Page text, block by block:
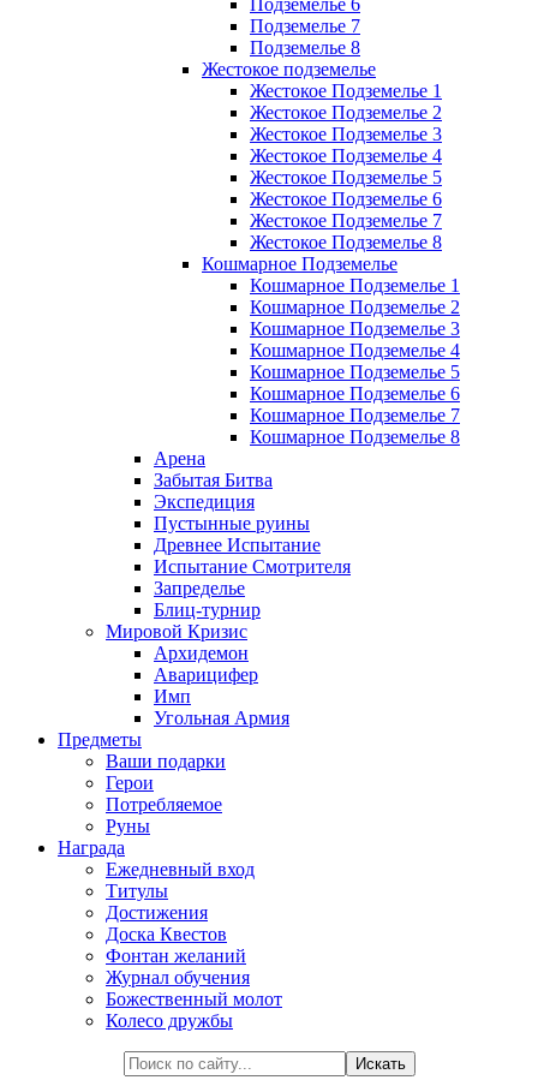
Подземелье 6
Подземелье 7
Подземелье 8
Жестокое подземелье
Жестокое Подземелье 1
Жестокое Подземелье 2
Жестокое Подземелье 3
Жестокое Подземелье 4
Жестокое Подземелье 5
Жестокое Подземелье 6
Жестокое Подземелье 7
Жестокое Подземелье 8
Кошмарное Подземелье
Кошмарное Подземелье 1
Кошмарное Подземелье 2
Кошмарное Подземелье 3
Кошмарное Подземелье 4
Кошмарное Подземелье 5
Кошмарное Подземелье 6
Кошмарное Подземелье 7
Кошмарное Подземелье 8
Арена
Забытая Битва
Экспедиция
Пустынные руины
Древнее Испытание
Испытание Смотрителя
Запределье
Блиц-турнир
Мировой Кризис
Архидемон
Аварицифер
Имп
Угольная Армия
Предметы
Ваши подарки
Герои
Потребляемое
Руны
Награда
Ежедневный вход
Титулы
Достижения
Доска Квестов
Фонтан желаний
Журнал обучения
Божественный молот
Колесо дружбы